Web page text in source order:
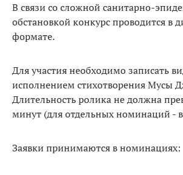
В связи со сложной санитарно-
обстановкой конкурс проводится в
формате.
Для участия необходимо записать
исполнением стихотворения Мусы
Длительность ролика не должна
минут (для отдельных номинаций -
Заявки принимаются в номинациях: